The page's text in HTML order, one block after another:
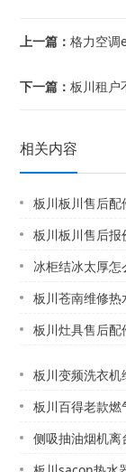
上一篇：格力空调
下一篇：板川租户
相关内容
板川板川售后配件价
板川板川售后报价表
冰柜结冰太厚怎么修%
板川苍南维修热水器电话,苍南灵
板川灶具售后配件报价单-板
板川变频洗衣机维修配件收费标准
板川百得老款燃气灶
侧吸抽油烟机离台